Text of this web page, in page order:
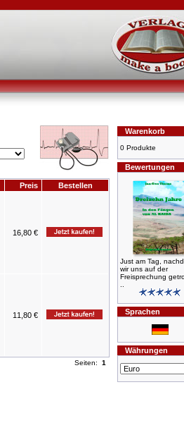
Preis Bestellen
16,80 €
11,80 €
Seiten: 1
Warenkorb
0 Produkte
Bewertungen
Just am Tag,
wir uns auf der
Freisprechung
Sprachen
Währungen